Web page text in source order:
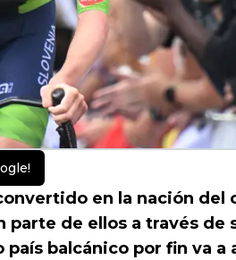
en la nación del
de ellos a través de
balcánico por fin va a